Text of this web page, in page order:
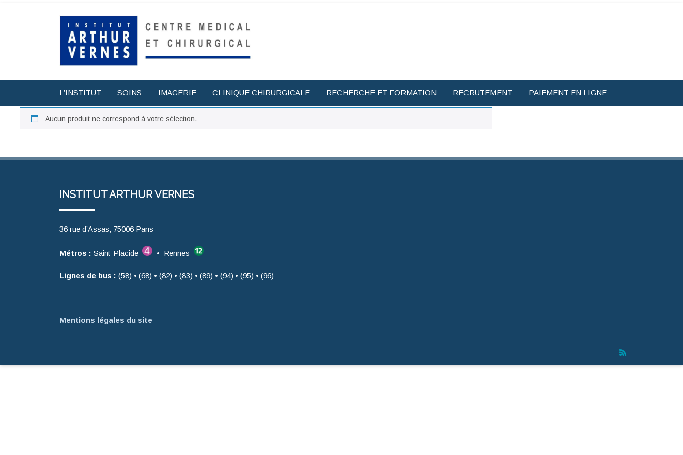
L’INSTITUT SOINS IMAGERIE CLINIQUE CHIRURGICALE RECHERCHE ET FORMATION RECRUTEMENT PAIEMENT EN LIGNE
Aucun produit ne correspond à votre sélection.
INSTITUT ARTHUR VERNES
36 rue d’Assas, 75006 Paris
Métros : Saint-Placide • Rennes
Lignes de bus : (58) • (68) • (82) • (83) • (89) • (94) • (95) • (96)
Mentions légales du site